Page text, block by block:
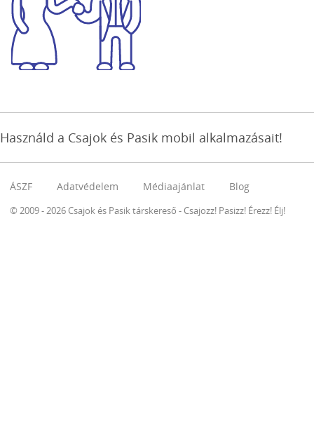
Használd a Csajok és Pasik mobil alkalmazásait!
ÁSZF Adatvédelem Médiaajánlat Blog
© 2009 - 2026 Csajok és Pasik társkereső - Csajozz! Pasizz! Érezz! Élj!